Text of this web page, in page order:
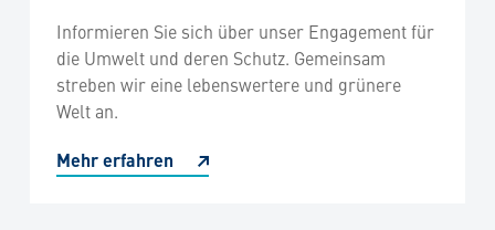
Informieren Sie sich über unser Engagement für
die Umwelt und deren Schutz. Gemeinsam
streben wir eine lebenswertere und grünere
Welt an.
Mehr erfahren